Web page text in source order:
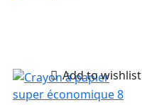
Add to wishlist